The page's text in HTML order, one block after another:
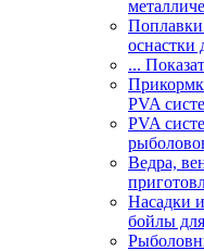
оснастки
...
PVA
PVA
Ведра,
Насадки
бойлы